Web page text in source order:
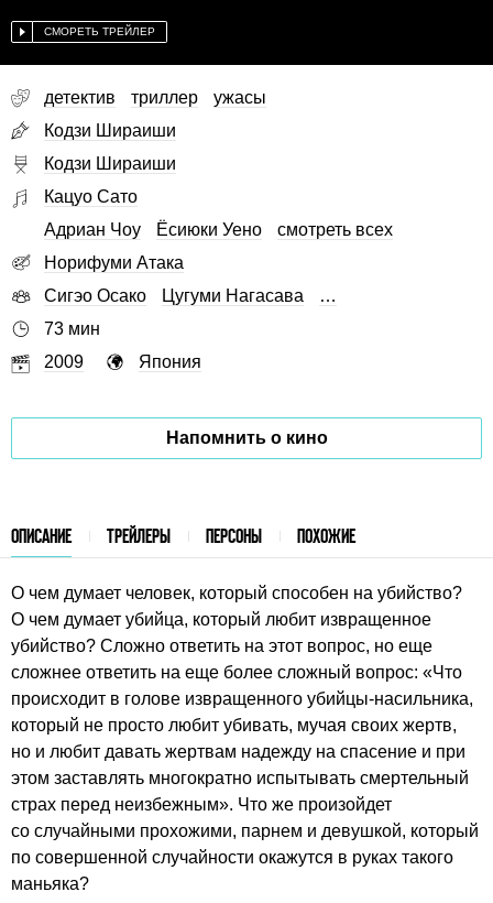
СМОРЕТЬ ТРЕЙЛЕР
детектив триллер
ужасы
Кодзи Шираиши
Кодзи Шираиши
Кацуо Сато
Адриан Чоу
Ёсиюки Уено
смотреть всех
Норифуми Атака
Сигэо Осако
Цугуми Нагасава
…
73 мин
2009
Япония
Напомнить о кино
ОПИСАНИЕ ТРЕЙЛЕРЫ ПЕРСОНЫ ПОХОЖИЕ
О чем думает человек, который способен на убийство?
О чем думает убийца, который любит извращенное
убийство? Сложно ответить на этот вопрос, но еще
сложнее ответить на еще более сложный вопрос: «Что
происходит в голове извращенного убийцы-насильника,
который не просто любит убивать, мучая своих жертв,
но и любит давать жертвам надежду на спасение и при
этом заставлять многократно испытывать смертельный
страх перед неизбежным». Что же произойдет
со случайными прохожими, парнем и девушкой, который
по совершенной случайности окажутся в руках такого
маньяка?